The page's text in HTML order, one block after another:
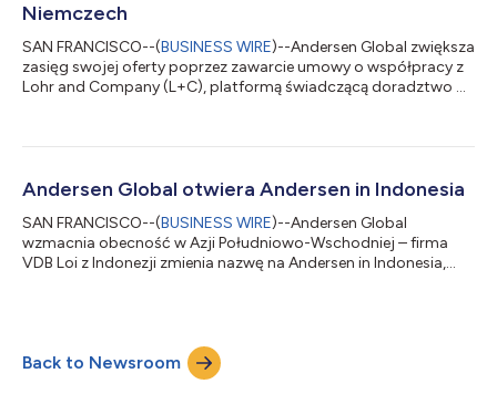
Niemczech
SAN FRANCISCO--(BUSINESS WIRE)--Andersen Global zwiększa
zasięg swojej oferty poprzez zawarcie umowy o współpracy z
Lohr and Company (L+C), platformą świadczącą doradztwo w
zakresie zgodności z przepisami podatkowymi,
mobilności i cen transferowych. Firma L+C z siedzibą w
przedsiębiorstwo...
Andersen Global otwiera Andersen in Indonesia
SAN FRANCISCO--(BUSINESS WIRE)--Andersen Global
wzmacnia obecność w Azji Południowo-Wschodniej – firma
VDB Loi z Indonezji zmienia nazwę na Andersen in Indonesia,
inwestorów zagranicznych prowadzących działalność na
indonezyjskim rynku. Firma łączy kilkudziesięcioletnie
doświadczenie na rynku z praktycznym podejściem ukierun...
Back to Newsroom